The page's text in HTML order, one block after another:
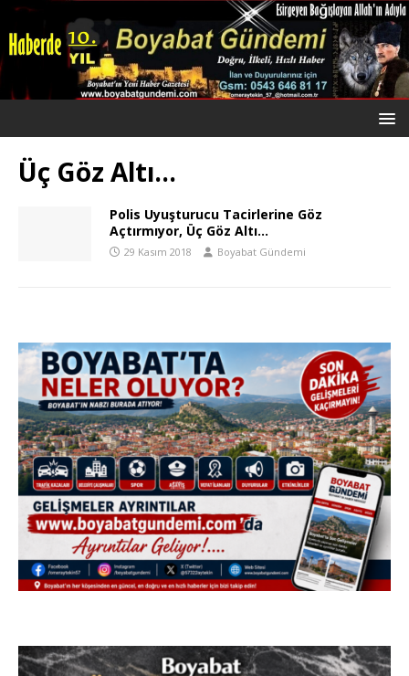
Üç Göz Altı…
Polis Uyuşturucu Tacirlerine Göz
Açtırmıyor, Üç Göz Altı…
29 Kasım 2018 Boyabat Gündemi